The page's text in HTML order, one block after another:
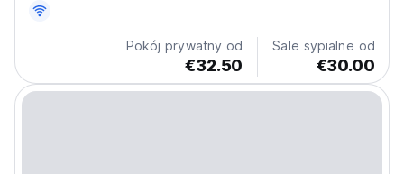
Pokój prywatny od
€32.50
Sale sypialne od
€30.00